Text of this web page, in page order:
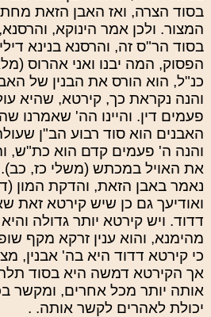
בסוד הצרה, ואז האבן הזאת
המצור. ולכן אמר הינוקא,
בסוד הר"ס זה, והרסנא בנינא
הפסוק, המה יבנו ואני אהרוס
כנ"ל, הוא הורס את הבנין של
והנה נקראת כך, קירטא, שהיא
פעמים דין. והיינו הה' שאמרנו
האבנים הוא סוד רבוע הב"ן
והנה ה' פעמים קדם הוא כת"ש,
את האויל במכתש (משלי כז,
נאמר באבן הזאת, והדקת המון
ואודיעך גם כן שיש קירטא זאת
דדוד. ויש קירטא יותר גדולה
מהימנא, והוא ענין זרקא מקף
כי קירטא דדוד היא בה' אבנין,
אך הקירטא דמשה היא בסוד תלת
אותה יותר מכל אחרים, ומקשר
יכולת לאהרים לקשר אותה. .